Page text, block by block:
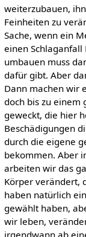
weiterzubauen,
Feinheiten zu
Sache, wenn ein
einen
umbauen muss
dafür gibt. Aber
Dann machen wir
doch bis zu einem
geweckt, die hier
Beschädigungen
durch die eigene
bekommen. Aber
arbeiten wir das
Körper verändert,
haben natürlich
gewählt haben,
wir leben,
irgendwann ab